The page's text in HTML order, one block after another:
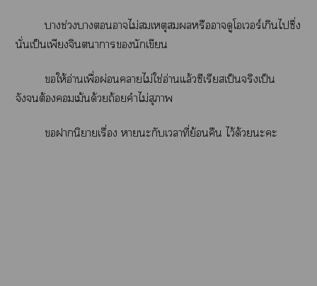
าช่วงาาไม่สมเหตุสมผลหรือาดูโเร์เกินไซึ่ง
นั่นเป็นเพียงจินตนาการนักเขียน
ให้อ่านเพื่อผ่อนาไม่ใช่อ่านแล้วซีเรียสเป็นจริงเป็น
จังต้องเม้นด้วยถ้อยคำไม่สุภาพ
านิยายเรื่อง าะกับเาที่ย้อนคืน ไว้ด้วยะะ